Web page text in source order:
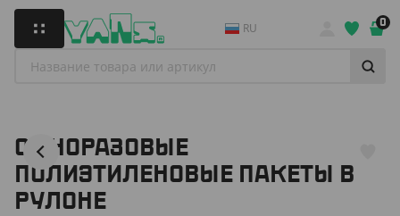
RU 0
ОДНОРАЗОВЫЕ
ПОЛИЭТИЛЕНОВЫЕ ПАКЕТЫ В
РУЛОНЕ